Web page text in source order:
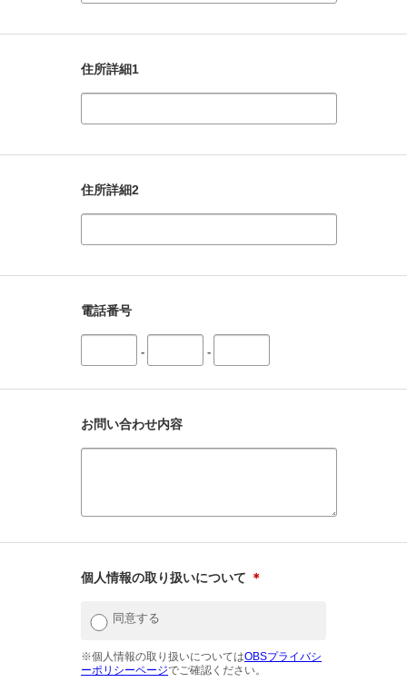
住所詳細1
住所詳細2
電話番号
- -
お問い合わせ内容
個人情報の取り扱いについて ＊
同意する
※個人情報の取り扱いについてはOBSプライバシ
ーポリシーページでご確認ください。